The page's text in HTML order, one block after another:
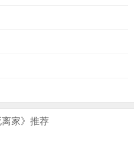
离家》推荐